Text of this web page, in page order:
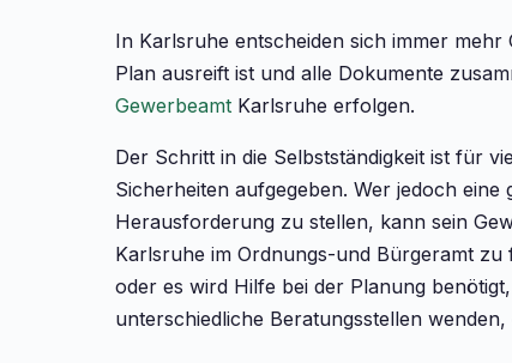
In Karlsruhe entscheiden sich immer mehr
Plan ausreift ist und alle Dokumente
Gewerbeamt Karlsruhe erfolgen.
Der Schritt in die Selbstständigkeit ist für
Sicherheiten aufgegeben. Wer jedoch
Herausforderung zu stellen, kann sein
Karlsruhe im Ordnungs-und Bürgeramt
oder es wird Hilfe bei der Planung
unterschiedliche Beratungsstellen